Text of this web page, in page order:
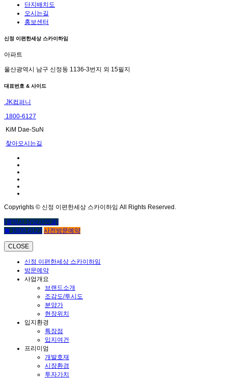
단지배치도
오시는길
홍보센터
신정 이편한세상 스카이하임
아파트
울산광역시 남구 신정동 1136-3번지 외 15필지
대표번호 & 사이드
JK컴퍼니
1800-6127
KiM Dae-SuN
찾아오시는길
Copyrights © 신정 이편한세상 스카이하임 All Rights Reserved.
(클릭시 상담사연결)
☎ 1800-6127 사전방문예약
CLOSE
신정 이편한세상 스카이하임
방문예약
사업개요
브랜드소개
조감도/투시도
분양가
현장위치
입지환경
특장점
입지여건
프리미엄
개발호재
시장환경
투자가치